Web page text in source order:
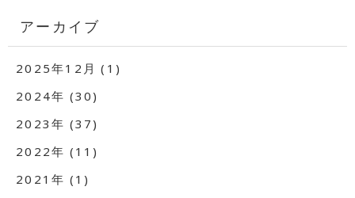
アーカイブ
2025年12月 (1)
2024年 (30)
2023年 (37)
2022年 (11)
2021年 (1)